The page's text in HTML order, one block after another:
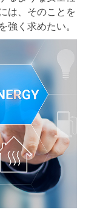
は、そのことを
強く求めたい。